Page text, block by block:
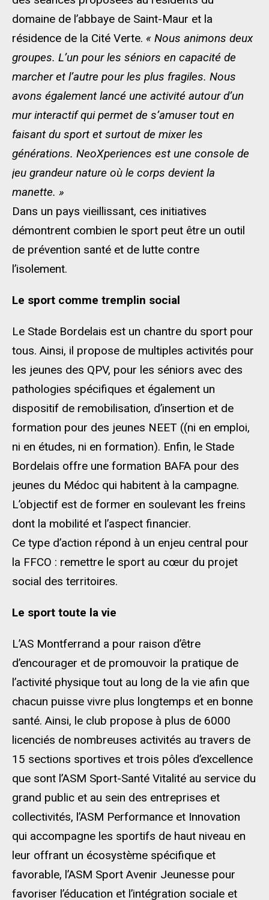
domaine de l’abbaye de Saint-Maur et la
résidence de la Cité Verte. « Nous animons deux
groupes. L’un pour les séniors en capacité de
marcher et l’autre pour les plus fragiles. Nous
avons également lancé une activité autour d’un
mur interactif qui permet de s’amuser tout en
faisant du sport et surtout de mixer les
générations. NeoXperiences est une console de
jeu grandeur nature où le corps devient la
manette. »
Dans un pays vieillissant, ces initiatives
démontrent combien le sport peut être un outil
de prévention santé et de lutte contre
l’isolement.
Le sport comme tremplin social
Le Stade Bordelais est un chantre du sport pour
tous. Ainsi, il propose de multiples activités pour
les jeunes des QPV, pour les séniors avec des
pathologies spécifiques et également un
dispositif de remobilisation, d’insertion et de
formation pour des jeunes NEET ((ni en emploi,
ni en études, ni en formation). Enfin, le Stade
Bordelais offre une formation BAFA pour des
jeunes du Médoc qui habitent à la campagne.
L’objectif est de former en soulevant les freins
dont la mobilité et l’aspect financier.
Ce type d’action répond à un enjeu central pour
la FFCO : remettre le sport au cœur du projet
social des territoires.
Le sport toute la vie
L’AS Montferrand a pour raison d’être
d’encourager et de promouvoir la pratique de
l’activité physique tout au long de la vie afin que
chacun puisse vivre plus longtemps et en bonne
santé. Ainsi, le club propose à plus de 6000
licenciés de nombreuses activités au travers de
15 sections sportives et trois pôles d’excellence
que sont l’ASM Sport-Santé Vitalité au service du
grand public et au sein des entreprises et
collectivités, l’ASM Performance et Innovation
qui accompagne les sportifs de haut niveau en
leur offrant un écosystème spécifique et
favorable, l’ASM Sport Avenir Jeunesse pour
favoriser l’éducation et l’intégration sociale et